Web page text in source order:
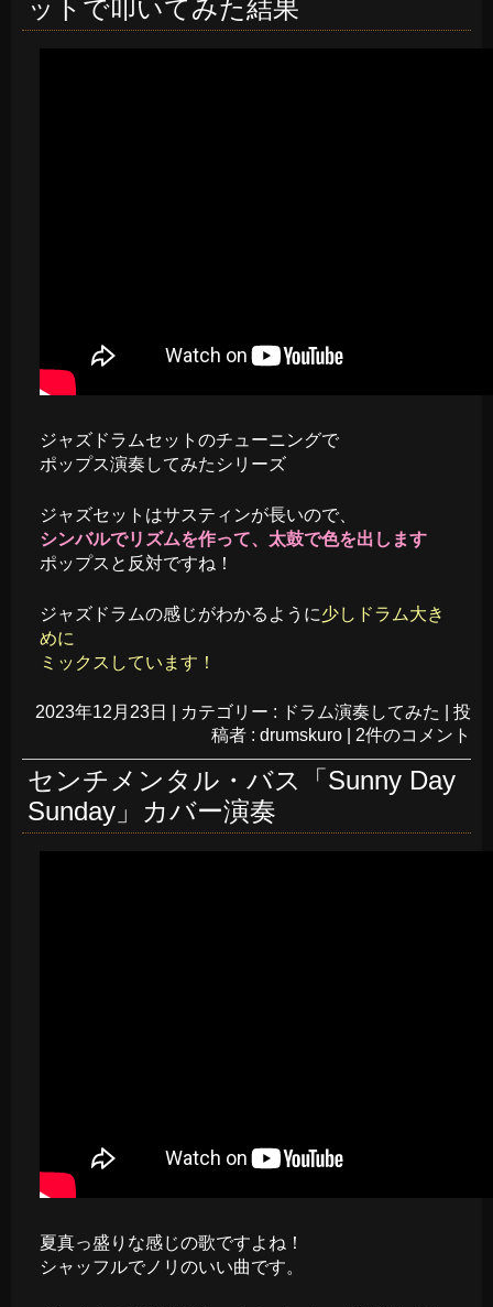
ットで叩いてみた結果
ジャズドラムセットのチューニングで
ポップス演奏してみたシリーズ
ジャズセットはサスティンが長いので、
シンバルでリズムを作って、太鼓で色を出します
ポップスと反対ですね！
ジャズドラムの感じがわかるように少しドラム大き
めに
ミックスしています！
2023年12月23日 カテゴリー : ドラム演奏してみた
投
稿者 : drumskuro
2件のコメント
センチメンタル・バス「Sunny Day
Sunday」カバー演奏
夏真っ盛りな感じの歌ですよね！
シャッフルでノリのいい曲です。